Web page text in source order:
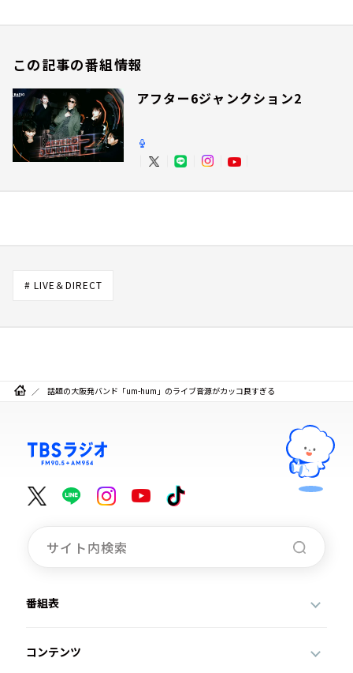
この記事の番組情報
アフター6ジャンクション2
# LIVE＆DIRECT
話題の大阪発バンド「um-hum」のライブ音源がカッコ良すぎる
番組表
コンテンツ